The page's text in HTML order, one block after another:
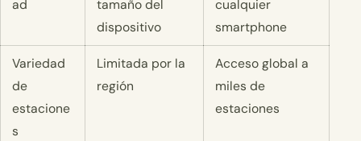
ad
tamaño del
dispositivo
cualquier
smartphone
Variedad
de
estacione
s
Limitada por la
región
Acceso global a
miles de
estaciones